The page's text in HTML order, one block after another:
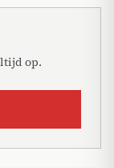
op.